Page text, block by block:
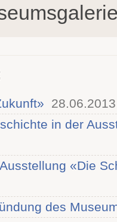
28.06.2013
in der
«Die
des